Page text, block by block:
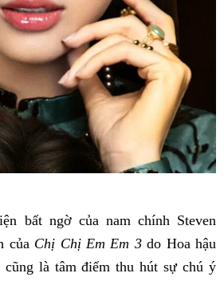
bất ngờ của nam chính Steven
của Chị Chị Em Em 3do Hoa hậu
cũng là tâm điểm thu hút sự chú ý